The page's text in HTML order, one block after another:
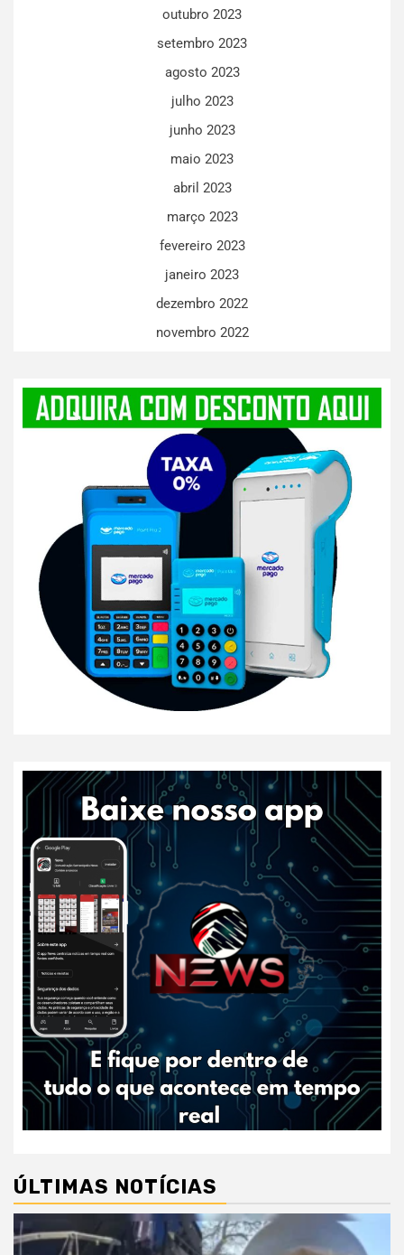
outubro 2023
setembro 2023
agosto 2023
julho 2023
junho 2023
maio 2023
abril 2023
março 2023
fevereiro 2023
janeiro 2023
dezembro 2022
novembro 2022
ÚLTIMAS NOTÍCIAS